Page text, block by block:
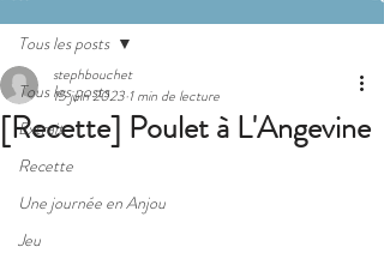
Tous les posts
Extrait
Recette
Une journée en Anjou
Jeu
Tous les posts
[Recette] Poulet à L'Angevine
stephbouchet
15 juin 2023 1 min de lecture